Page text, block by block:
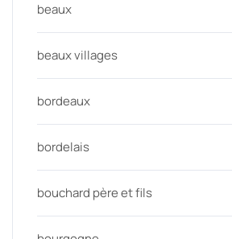
beaux
beaux villages
bordeaux
bordelais
bouchard père et fils